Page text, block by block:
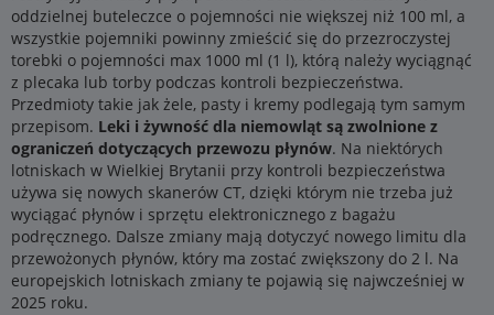
oddzielnej buteleczce o pojemności nie większej niż 100 ml, a
wszystkie pojemniki powinny zmieścić się do przezroczystej
torebki o pojemności max 1000 ml (1 l), którą należy wyciągnąć
z plecaka lub torby podczas kontroli bezpieczeństwa.
Przedmioty takie jak żele, pasty i kremy podlegają tym samym
przepisom. Leki i żywność dla niemowląt są zwolnione z
ograniczeń dotyczących przewozu płynów. Na niektórych
lotniskach w Wielkiej Brytanii przy kontroli bezpieczeństwa
używa się nowych skanerów CT, dzięki którym nie trzeba już
wyciągać płynów i sprzętu elektronicznego z bagażu
podręcznego. Dalsze zmiany mają dotyczyć nowego limitu dla
przewożonych płynów, który ma zostać zwiększony do 2 l. Na
europejskich lotniskach zmiany te pojawią się najwcześniej w
2025 roku.